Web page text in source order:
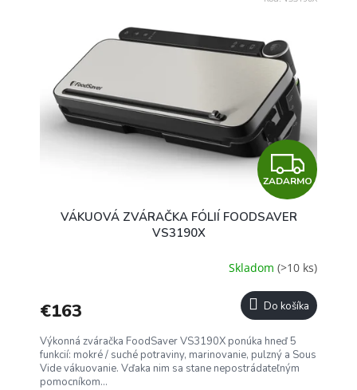
Z
A
A
R
M
O
ZADARMO
VÁKUOVÁ ZVÁRAČKA FÓLIÍ FOODSAVER
VS3190X
Skladom (>10 ks)
€163 Do košíka
Výkonná zváračka FoodSaver VS3190X ponúka hneď 5
funkcií: mokré / suché potraviny, marinovanie, pulzný a Sous
Vide vákuovanie. Vďaka nim sa stane nepostrádateľným
pomocníkom...